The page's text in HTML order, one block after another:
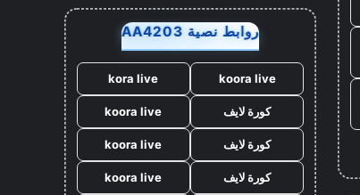
روابط نصية AA4203
koora live
kora live
كورة لايف koora live
كورة لايف koora live
كورة لايف koora live